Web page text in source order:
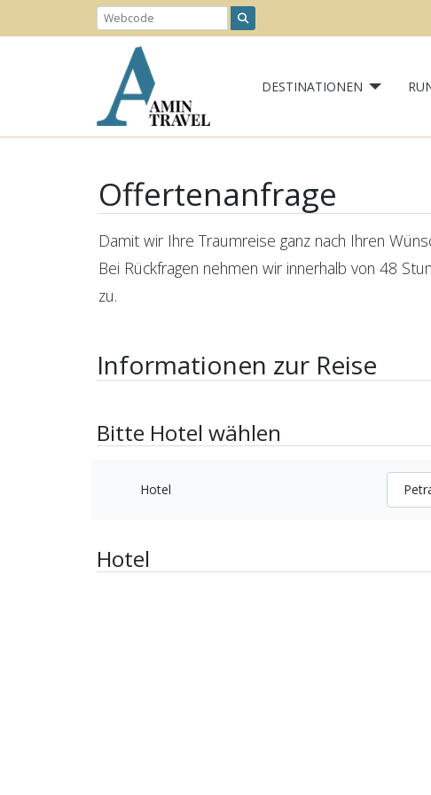
DESTINATIONEN
Offertenanfrage
Damit wir Ihre Traumreise ganz nach Ihren
Bei Rückfragen nehmen wir innerhalb von 48
zu.
Informationen zur Reise
Bitte Hotel wählen
Hotel
Hotel